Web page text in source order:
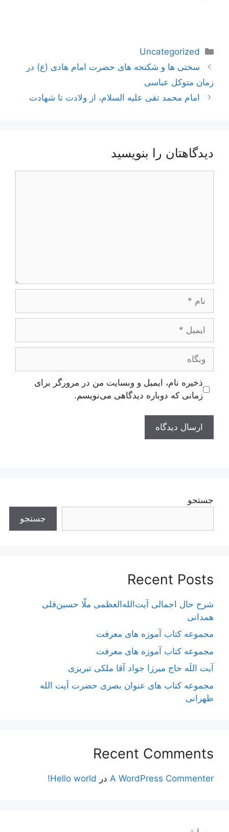
دسته‌ها
Uncategorized
ناوبری
نوشته‌ها
سختی ها و شکنجه های حضرت امام هادی (ع) در
زمان متوکل عباسی
امام محمد تقی علیه السلام، از ولادت تا شهادت
دیدگاهتان را بنویسید
ایمیل
وبگاه
ذخیره نام، ایمیل و وبسایت من در مرورگر برای
زمانی که دوباره دیدگاهی می‌نویسم.
جستجو
جستجو
Recent Posts
شرح حال اجمالی آیت‌الله‌العظمی ملّا حسین‌قلی
همدانی
مجموعه کتاب آموزه های معرفت
مجموعه کتاب آموزه های معرفت
آیت اللَه حاج میرزا جواد آقا ملکی تبریزی
مجموعه کتاب های عنوان بصری حضرت آیت الله
طهرانی
Recent Comments
A WordPress Commenter در Hello world!